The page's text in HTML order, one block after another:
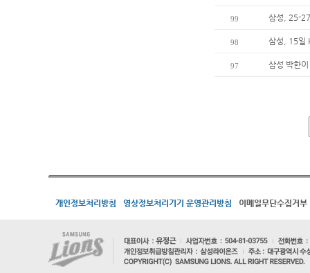
99 삼성, 25-
98 삼성, 15일
97 삼성 박한
개인정보처리방침 영상정보처리기기 운영관리방침 이메일무단수집거부